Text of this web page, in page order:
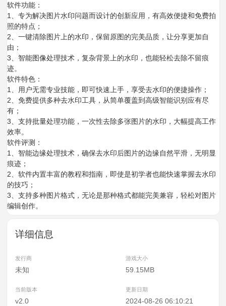
软件功能：
1、专为解决图片水印问题而设计的创新应用，有高效便捷和免费拍
照的特点；
2、一键清除图片上的水印，保留原图的完美品质，让分享更加自
由；
3、智能图像处理技术，复杂背景上的水印，也能轻松去除不留痕
迹。
软件特色：
1、用户无需专业技能，即可快速上手，享受去水印的便捷操作；
2、免费提供多种去水印工具，从简单覆盖到高级智能识别应有尽
有；
3、支持批量处理功能，一次性去除多张图片的水印，大幅提高工作
效率。
软件评测：
1、智能边缘处理技术，确保去水印后图片的边缘自然平滑，无明显
痕迹；
2、软件内置丰富的教程和指南，即使是初学者也能快速掌握去水印
的技巧；
3、支持多种图片格式，无论是那种格式都能完美兼容，轻松对图片
编辑创作。
详细信息
发行商 游戏大小
未知 59.15MB
当前版本 更新日期
v2.0 2024-08-26 06:10:21